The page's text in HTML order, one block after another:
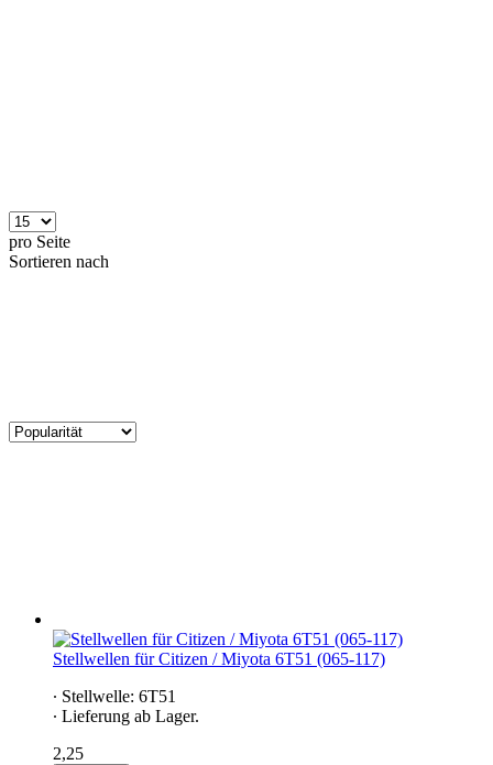
pro Seite
Sortieren nach
Stellwellen für Citizen / Miyota 6T51 (065-117)
∙ Stellwelle: 6T51
∙ Lieferung ab Lager.
2,25